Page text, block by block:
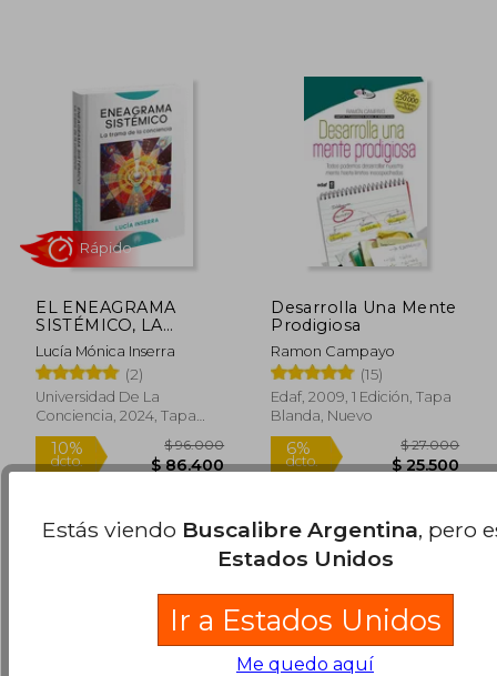
10%
dcto.
$ 56.500
$ 50.850
5%
dcto. $
Rápido
EL ENEAGRAMA
SISTÉMICO, LA
TRAMA DE LA
CONCIENCIA
Lucía Mónica Inserra
(2)
Universidad De La
Conciencia, 2024, Tapa
Blanda, Nuevo
Desarrolla Una Mente
Prodigiosa
Ramon Campayo
(15)
Edaf, 2009, 1 Edición, Tapa
Blanda, Nuevo
Estás viendo Buscalibre Argentina, pero
Estados Unidos
Ir a Estados Unidos
Me quedo aquí